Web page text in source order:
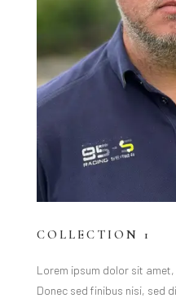
COLLECTION 1
Lorem ipsum dolor sit
Donec sed finibus nisi, sed